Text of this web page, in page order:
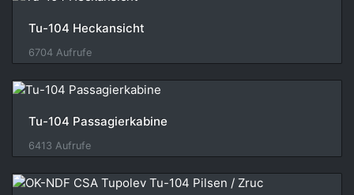
Tu-104 Heckansicht
6704 Aufrufe
Tu-104 Passagierkabine
6413 Aufrufe